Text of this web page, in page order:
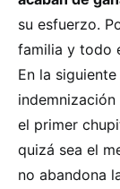
su esfuerzo.
familia y todo
En la
el primer
quizá sea el
no abandona